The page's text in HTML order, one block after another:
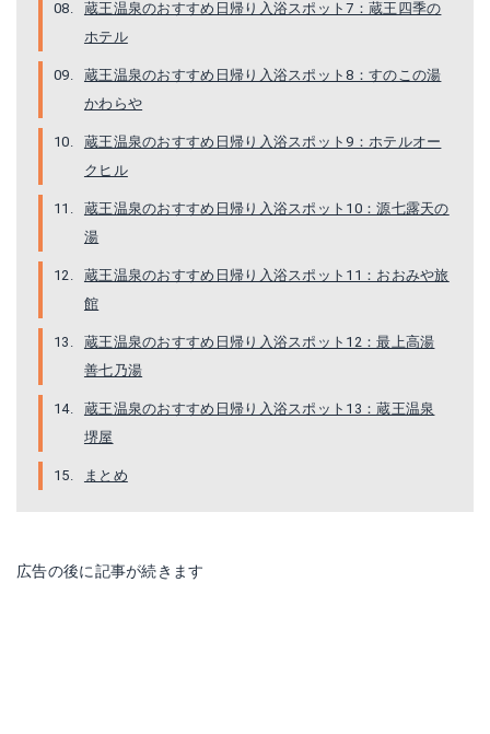
蔵王温泉のおすすめ日帰り入浴スポット7：蔵王四季の
ホテル
蔵王温泉のおすすめ日帰り入浴スポット8：すのこの湯
かわらや
蔵王温泉のおすすめ日帰り入浴スポット9：ホテルオー
クヒル
蔵王温泉のおすすめ日帰り入浴スポット10：源七露天の
湯
蔵王温泉のおすすめ日帰り入浴スポット11：おおみや旅
館
蔵王温泉のおすすめ日帰り入浴スポット12：最上高湯
善七乃湯
蔵王温泉のおすすめ日帰り入浴スポット13：蔵王温泉
堺屋
まとめ
広告の後に記事が続きます